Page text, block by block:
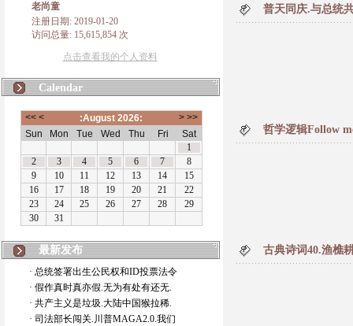
老尚童
注册日期: 2019-01-20
访问总量: 15,615,854 次
点击查看我的个人资料
Calendar
最新发布
· 总统签署出生公民权和ID投票法令
· 假作真时真亦假.无为有处有还无.
· 共产主义是垃圾.大陆中国猴拉稀.
· 司法部长闯关.川普MAGA2.0.我们
普天同庆.与总统
哲学逻辑Follow
古典诗词40.渔樵